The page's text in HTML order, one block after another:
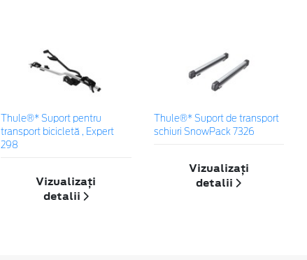
Thule®* Suport pentru
transport bicicletă , Expert
298
Vizualizați
detalii
Thule®* Suport de transport
schiuri SnowPack 7326
Vizualizați
detalii